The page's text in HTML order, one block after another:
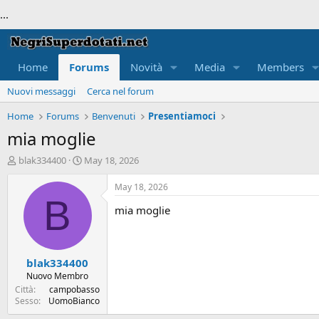
...
Home Forums Novità Media Members
Nuovi messaggi
Cerca nel forum
Home
Forums Benvenuti Presentiamoci
mia moglie
T
t
e
r
blak334400
S
r
a
e
May 18, 2026
B
blak334400
Nuovo Membro
Città
campobasso
Sesso
UomoBianco
May 18, 2026
mia moglie